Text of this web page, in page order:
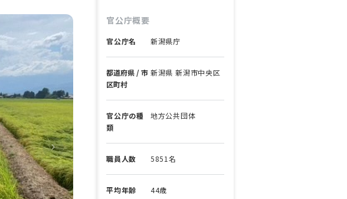
官公庁概要
官公庁名 新潟県庁
都道府県 / 市
区町村
新潟県 新潟市中央区
官公庁の種
類
地方公共団体
職員人数 5851名
平均年齢 44歳